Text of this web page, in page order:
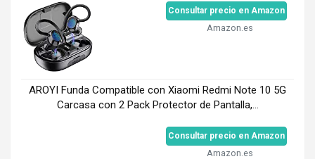
Consultar precio en Amazon
Amazon.es
AROYI Funda Compatible con Xiaomi Redmi Note 10 5G
Carcasa con 2 Pack Protector de Pantalla,...
Consultar precio en Amazon
Amazon.es